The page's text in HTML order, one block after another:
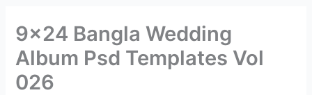
9×24 Bangla Wedding
Album Psd Templates Vol
026